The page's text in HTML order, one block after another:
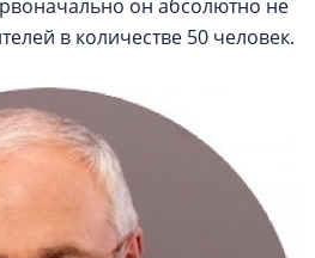
он абсолютно не
в количестве 50 человек.